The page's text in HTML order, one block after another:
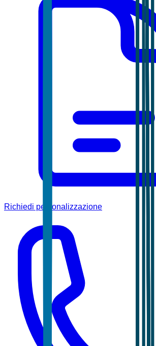
Richiedi personalizzazione